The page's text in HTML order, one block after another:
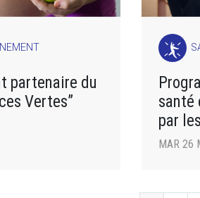
partenaire du
Vertes”
santé
par
MAR 26